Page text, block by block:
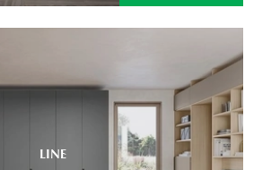
LINE